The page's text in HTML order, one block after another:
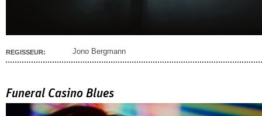
REGISSEUR: Jono Bergmann
Funeral Casino Blues